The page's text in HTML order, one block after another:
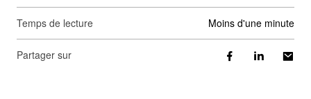
Temps de lecture moins d'une minute
Partager sur